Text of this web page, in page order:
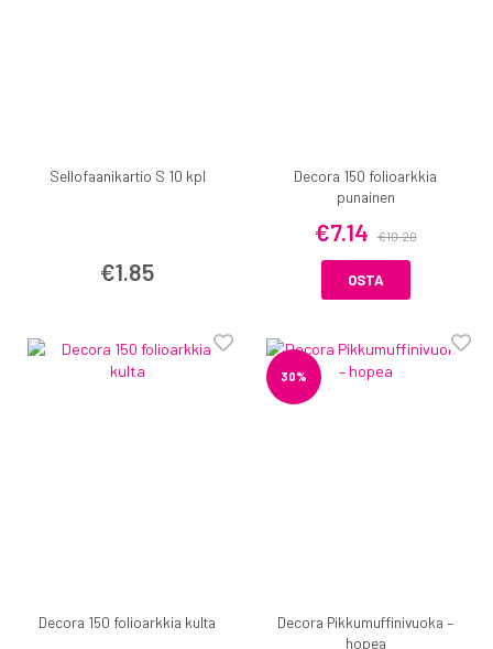
Sellofaanikartio S 10 kpl
€1.85
Decora 150 folioarkkia
punainen
€7.14 €10.20
OSTA
Decora 150 folioarkkia kulta
30%
Decora Pikkumuffinivuoka –
hopea